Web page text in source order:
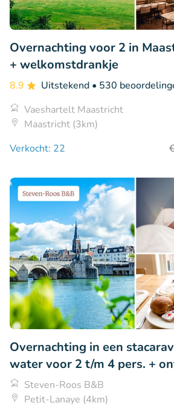
Overnachting voor 2 in
+ welkomstdrankje
8.9 Uitstekend • 530
Vaeshartelt Maastricht
Maastricht (3km)
Verkocht: 22
Overnachting in een
water voor 2 t/m 4 pers. +
Steven-Roos B&B
Petit-Lanaye (4km)